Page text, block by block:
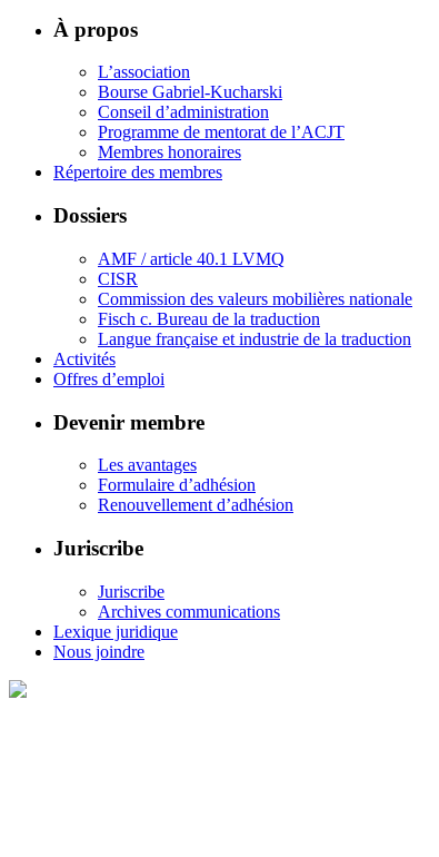
À propos
L’association
Bourse Gabriel-Kucharski
Conseil d’administration
Programme de mentorat de l’ACJT
Membres honoraires
Répertoire des membres
Dossiers
AMF / article 40.1 LVMQ
CISR
Commission des valeurs mobilières nationale
Fisch c. Bureau de la traduction
Langue française et industrie de la traduction
Activités
Offres d’emploi
Devenir membre
Les avantages
Formulaire d’adhésion
Renouvellement d’adhésion
Juriscribe
Juriscribe
Archives communications
Lexique juridique
Nous joindre